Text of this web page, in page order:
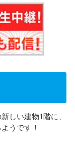
しい建物1階に、
うです！